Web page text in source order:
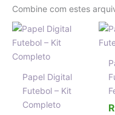
Combine com estes
Papel Digital
Futebol – Kit
Completo